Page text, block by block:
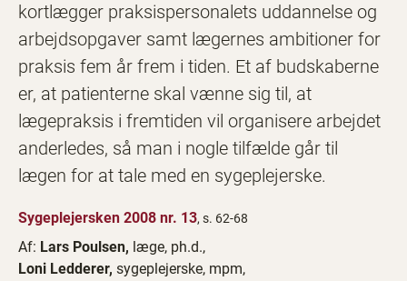
kortlægger praksispersonalets uddannelse og
arbejdsopgaver samt lægernes ambitioner for
praksis fem år frem i tiden. Et af budskaberne
er, at patienterne skal vænne sig til, at
lægepraksis i fremtiden vil organisere arbejdet
anderledes, så man i nogle tilfælde går til
lægen for at tale med en sygeplejerske.
Sygeplejersken 2008 nr. 13, s. 62-68
Af: Lars Poulsen, læge, ph.d.,
Loni Ledderer, sygeplejerske, mpm,